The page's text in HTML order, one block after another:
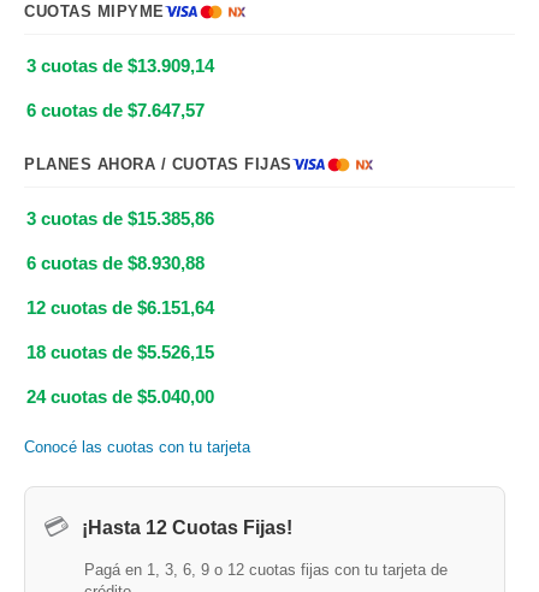
CUOTAS MIPYME
3 cuotas de $13.909,14
6 cuotas de $7.647,57
PLANES AHORA / CUOTAS FIJAS
3 cuotas de $15.385,86
6 cuotas de $8.930,88
12 cuotas de $6.151,64
18 cuotas de $5.526,15
24 cuotas de $5.040,00
Conocé las cuotas con tu tarjeta
💳 ¡Hasta 12 Cuotas Fijas!
Pagá en 1, 3, 6, 9 o 12 cuotas fijas con tu tarjeta de